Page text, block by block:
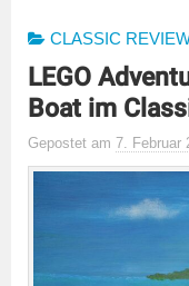
CLASSIC
LEGO
Boat im
Gepostet am 7. Februar